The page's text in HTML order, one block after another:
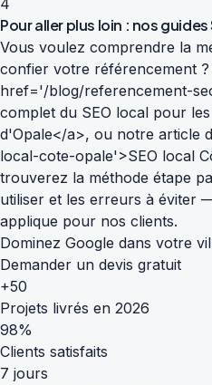
4
Pour aller plus loin : nos guides
Vous voulez comprendre la
confier votre référencement
href='/blog/referencement-
complet du SEO local pour
d'Opale</a>, ou notre article
local-cote-opale'>SEO local
trouverez la méthode étape
utiliser et les erreurs à éviter
applique pour nos clients.
Dominez Google dans votre
Demander un devis gratuit
+50
Projets livrés en 2026
98%
Clients satisfaits
7 jours